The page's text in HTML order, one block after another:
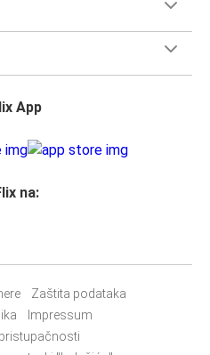
App
na:
Zaštita podataka
Impressum